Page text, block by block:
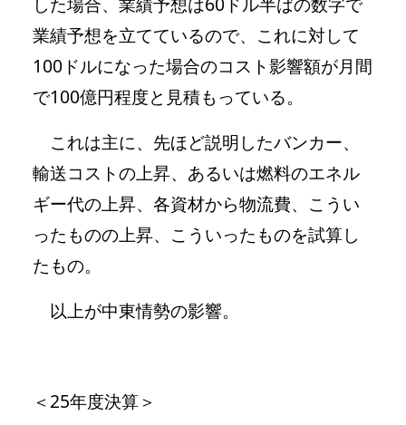
業績予想を立てているので、これに対して
100ドルになった場合のコスト影響額が月間
で100億円程度と見積もっている。
これは主に、先ほど説明したバンカー、
輸送コストの上昇、あるいは燃料のエネル
ギー代の上昇、各資材から物流費、こうい
ったものの上昇、こういったものを試算し
たもの。
以上が中東情勢の影響。
＜25年度決算＞